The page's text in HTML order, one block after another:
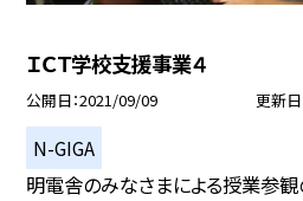
ＩＣＴ学校支援事業４
公開日 2021/09/09 更新日
N-GIGA
明電舎のみなさまによる授業参観